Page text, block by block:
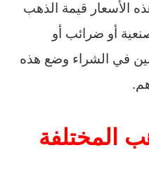
هذه الأسعار قيمة الذهب
أو ضرائب أو
في الشراء وضع هذه
المختلفة